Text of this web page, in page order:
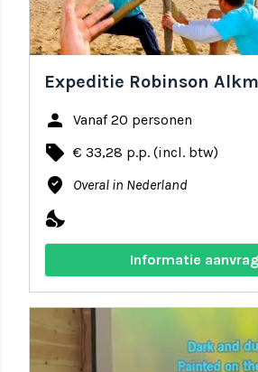
Expeditie Robinson
person Vanaf 20 personen
local_offer € 33,28 p.p. (incl. btw)
where_to_vote Overal in Nederland
nights_stay
Informatie